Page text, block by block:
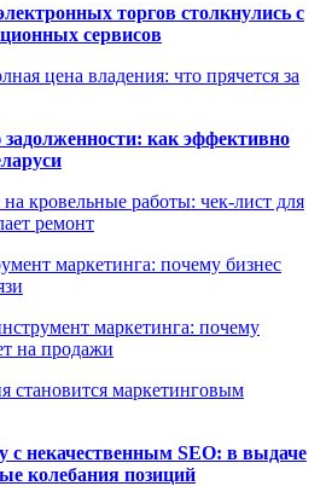
торгов столкнулись с
сервисов
цена владения: что прячется за
как эффективно
кровельные работы: чек-лист для
ремонт
маркетинга: почему бизнес
маркетинга: почему
на продажи
становится маркетинговым
с некачественным SEO: в выдаче
колебания позиций